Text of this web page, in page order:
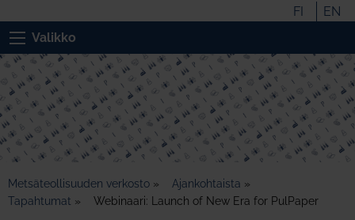
FI
EN
Valikko
Metsäteollisuuden verkosto » Ajankohtaista »
Tapahtumat » Webinaari: Launch of New Era for PulPaper